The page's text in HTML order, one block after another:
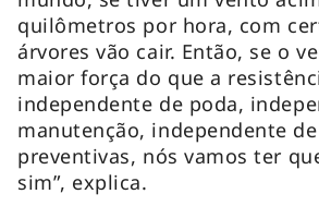
quilômetros por hora, com
árvores vão cair. Então, se o
maior força do que a
independente de poda,
manutenção, independente
preventivas, nós vamos ter
sim”, explica.